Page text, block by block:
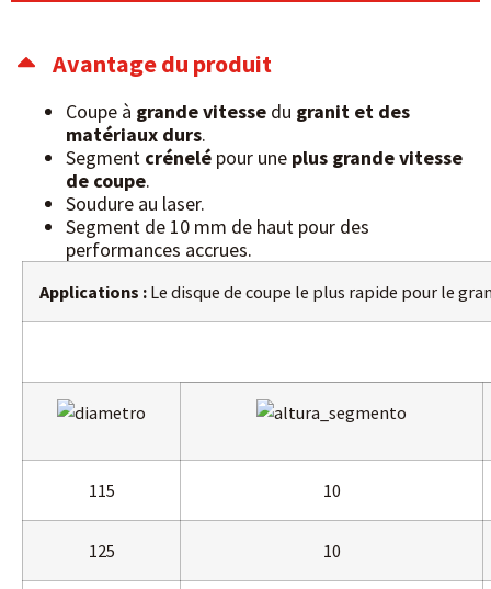
Avantage du produit
Coupe à grande vitesse du granit et des
matériaux durs.
Segment crénelé pour une plus grande vitesse
de coupe.
Soudure au laser.
Segment de 10 mm de haut pour des
performances accrues.
Applications : Le disque de coupe le plus rapide pour le
115 10
125 10